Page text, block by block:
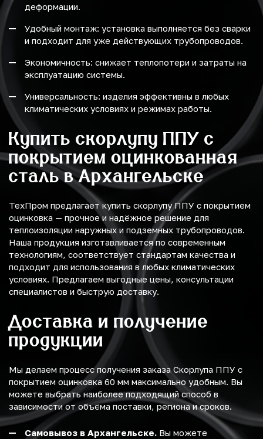
деформации.
Удобный монтаж: установка выполняется без сварки
и подходит для уже действующих трубопроводов.
Экономичность: снижает теплопотери и затраты на
эксплуатацию системы.
Универсальность: изделия эффективны в любых
климатических условиях и режимах работы.
Купить скорлупу ППУ с
покрытием оцинкованная
сталь в Архангельске
ТехПром предлагает купить скорлупу ППУ с покрытием
оцинковка — прочное и надёжное решение для
теплоизоляции наружных и подземных трубопроводов.
Наша продукция изготавливается по современным
технологиям, соответствует стандартам качества и
подходит для использования в любых климатических
условиях. Предлагаем выгодные цены, консультации
специалистов и быструю доставку.
Доставка и получение
продукции
Мы делаем процесс получения заказа Скорлупа ППУ с
покрытием оцинковка 60 мм максимально удобным. Вы
можете выбрать наиболее подходящий способ в
зависимости от объёма поставки, региона и сроков.
Самовывоз в Архангельске. Вы можете